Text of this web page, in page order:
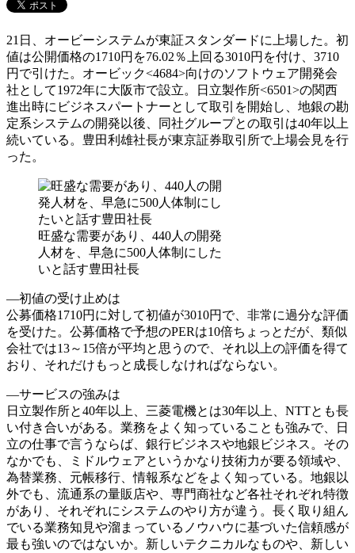
21日、オービーシステムが東証スタンダードに上場した。初
値は公開価格の1710円を76.02％上回る3010円を付け、3710
円で引けた。オービック<4684>向けのソフトウェア開発会
社として1972年に大阪市で設立。日立製作所<6501>の関西
進出時にビジネスパートナーとして取引を開始し、地銀の勘
定系システムの開発以後、同社グループとの取引は40年以上
続いている。豊田利雄社長が東京証券取引所で上場会見を行
った。
旺盛な需要があり、440人の開発
人材を、早急に500人体制にした
いと話す豊田社長
―初値の受け止めは
公募価格1710円に対して初値が3010円で、非常に過分な評価
を受けた。公募価格で予想のPERは10倍ちょっとだが、類似
会社では13～15倍が平均と思うので、それ以上の評価を得て
おり、それだけもっと成長しなければならない。
―サービスの強みは
日立製作所と40年以上、三菱電機とは30年以上、NTTとも長
い付き合いがある。業務をよく知っていることも強みで、日
立の仕事で言うならば、銀行ビジネスや地銀ビジネス。その
なかでも、ミドルウェアというかなり技術力が要る領域や、
為替業務、元帳移行、情報系などをよく知っている。地銀以
外でも、流通系の量販店や、専門商社など各社それぞれ特徴
があり、それぞれにシステムのやり方が違う。長く取り組ん
でいる業務知見や溜まっているノウハウに基づいた信頼感が
最も強いのではないか。新しいテクニカルなものや、新しい